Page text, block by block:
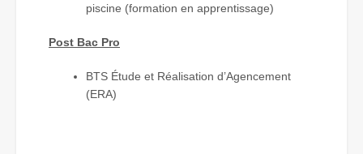
piscine (formation en apprentissage)
Post Bac Pro
BTS Étude et Réalisation d’Agencement
(ERA)